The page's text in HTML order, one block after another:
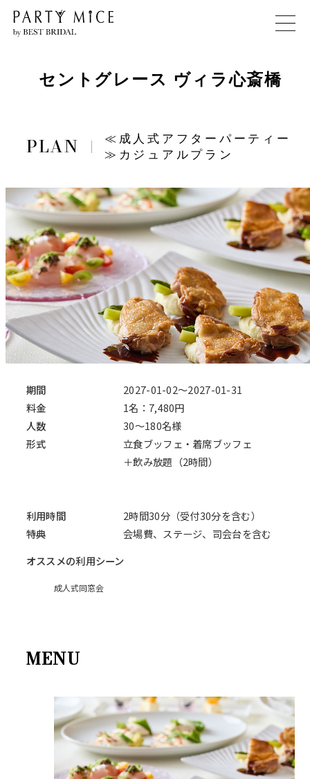
セントグレース ヴィラ心斎橋
≪成人式アフターパーティー
≫カジュアルプラン
期間
2027-01-02～2027-01-31
料金
1名：7,480円
人数
30～180名様
形式
立食ブッフェ・着席ブッフェ
＋飲み放題（2時間）
利用時間
2時間30分（受付30分を含む）
特典
会場費、ステージ、司会台を含む
オススメの利用シーン
成人式同窓会
MENU